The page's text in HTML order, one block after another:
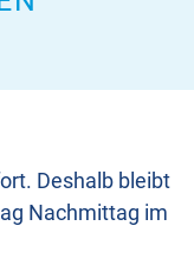
Deshalb bleibt
Nachmittag im